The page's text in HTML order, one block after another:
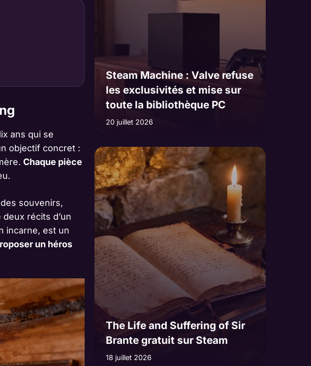
ans qui se
objectif concret :
Chaque pièce
souvenirs,
récits d’un
incarne, est un
un héros
Steam Machine : Valve refuse
les exclusivités et mise sur
toute la bibliothèque PC
20 juillet 2026
The Life and Suffering of Sir
Brante gratuit sur Steam
18 juillet 2026